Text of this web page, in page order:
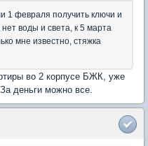
1 февраля получить ключи и
воды и света, к 5 марта
мне известно, стяжка
во 2 корпусе БЖК, уже
деньги можно все.